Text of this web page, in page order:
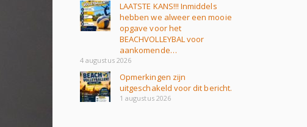
LAATSTE KANS!!! Inmiddels
hebben we alweer een mooie
opgave voor het
BEACHVOLLEYBAL voor
aankomende…
4 augustus 2026
Opmerkingen zijn
uitgeschakeld voor dit bericht.
1 augustus 2026